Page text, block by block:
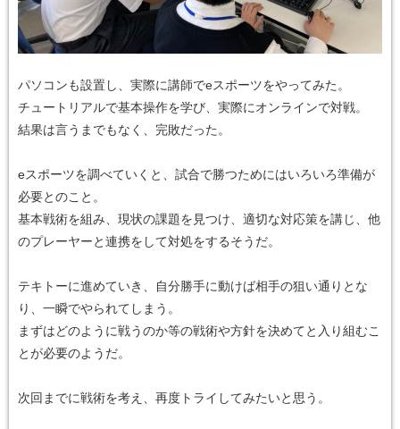
パソコンも設置し、実際に講師でeスポーツをやってみた。
チュートリアルで基本操作を学び、実際にオンラインで対戦。
結果は言うまでもなく、完敗だった。
eスポーツを調べていくと、試合で勝つためにはいろいろ準備が
必要とのこと。
基本戦術を組み、現状の課題を見つけ、適切な対応策を講じ、他
のプレーヤーと連携をして対処をするそうだ。
テキトーに進めていき、自分勝手に動けば相手の狙い通りとな
り、一瞬でやられてしまう。
まずはどのように戦うのか等の戦術や方針を決めてと入り組むこ
とが必要のようだ。
次回までに戦術を考え、再度トライしてみたいと思う。